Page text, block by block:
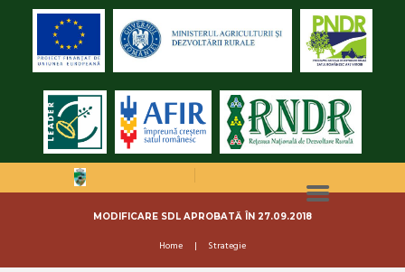
MODIFICARE SDL APROBATĂ ÎN 27.09.2018
Home Strategie